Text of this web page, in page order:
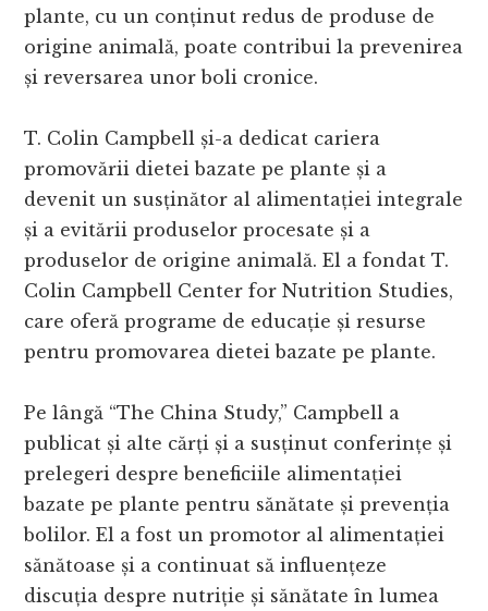
plante, cu un conținut redus de produse de
origine animală, poate contribui la prevenirea
și reversarea unor boli cronice.
T. Colin Campbell și-a dedicat cariera
promovării dietei bazate pe plante și a
devenit un susținător al alimentației integrale
și a evitării produselor procesate și a
produselor de origine animală. El a fondat T.
Colin Campbell Center for Nutrition Studies,
care oferă programe de educație și resurse
pentru promovarea dietei bazate pe plante.
Pe lângă “The China Study,” Campbell a
publicat și alte cărți și a susținut conferințe și
prelegeri despre beneficiile alimentației
bazate pe plante pentru sănătate și prevenția
bolilor. El a fost un promotor al alimentației
sănătoase și a continuat să influențeze
discuția despre nutriție și sănătate în lumea